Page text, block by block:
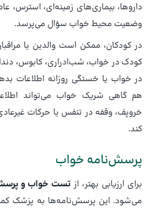
داروها، بیماری‌های زمینه‌ای، استرس،
وضعیت محیط خواب سؤال می‌پرسد.
در کودکان، ممکن است والدین یا مراقبان
کودک در خواب، شب‌ادراری، کابوس،
در خواب یا خستگی روزانه اطلاعات
هم گاهی شریک خواب می‌تواند
خروپف، وقفه در تنفس یا حرکات
کند.
پرسش‌نامه خواب
برای ارزیابی بهتر، ازتست خواب و
می‌شود. این پرسش‌نامه‌ها به پزشک